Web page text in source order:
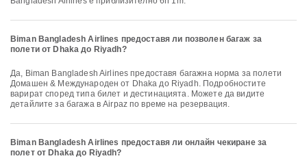
Biman Bangladesh Airlines предоставя ли позволен багаж за
полети от Dhaka до Riyadh?
Да, Biman Bangladesh Airlines предоставя багажна норма за полети
Домашен & Международен от Dhaka до Riyadh. Подробностите
варират според типа билет и дестинацията. Можете да видите
детайлите за багажа в Airpaz по време на резервация.
Biman Bangladesh Airlines предоставя ли онлайн чекиране за
полет от Dhaka до Riyadh?